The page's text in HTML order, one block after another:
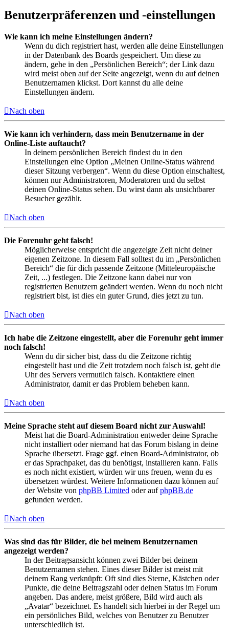
Benutzerpräferenzen und -einstellungen
Wie kann ich meine Einstellungen ändern?
Wenn du dich registriert hast, werden alle deine Einstellungen
in der Datenbank des Boards gespeichert. Um diese zu
ändern, gehe in den „Persönlichen Bereich“; der Link dazu
wird meist oben auf der Seite angezeigt, wenn du auf deinen
Benutzernamen klickst. Dort kannst du alle deine
Einstellungen ändern.
Nach oben
Wie kann ich verhindern, dass mein Benutzername in der
Online-Liste auftaucht?
In deinem persönlichen Bereich findest du in den
Einstellungen eine Option „Meinen Online-Status während
dieser Sitzung verbergen“. Wenn du diese Option einschaltest,
können nur Administratoren, Moderatoren und du selbst
deinen Online-Status sehen. Du wirst dann als unsichtbarer
Besucher gezählt.
Nach oben
Die Forenuhr geht falsch!
Möglicherweise entspricht die angezeigte Zeit nicht deiner
eigenen Zeitzone. In diesem Fall solltest du im „Persönlichen
Bereich“ die für dich passende Zeitzone (Mitteleuropäische
Zeit, ...) festlegen. Die Zeitzone kann dabei nur von
registrierten Benutzern geändert werden. Wenn du noch nicht
registriert bist, ist dies ein guter Grund, dies jetzt zu tun.
Nach oben
Ich habe die Zeitzone eingestellt, aber die Forenuhr geht immer
noch falsch!
Wenn du dir sicher bist, dass du die Zeitzone richtig
eingestellt hast und die Zeit trotzdem noch falsch ist, geht die
Uhr des Servers vermutlich falsch. Kontaktiere einen
Administrator, damit er das Problem beheben kann.
Nach oben
Meine Sprache steht auf diesem Board nicht zur Auswahl!
Meist hat die Board-Administration entweder deine Sprache
nicht installiert oder niemand hat das Forum bislang in deine
Sprache übersetzt. Frage ggf. einen Board-Administrator, ob
er das Sprachpaket, das du benötigst, installieren kann. Falls
es noch nicht existiert, würden wir uns freuen, wenn du es
übersetzen würdest. Weitere Informationen dazu können auf
der Website von phpBB Limited oder aufphpBB.de
gefunden werden.
Nach oben
Was sind das für Bilder, die bei meinem Benutzernamen
angezeigt werden?
In der Beitragsansicht können zwei Bilder bei deinem
Benutzernamen stehen. Eines dieser Bilder ist meist mit
deinem Rang verknüpft: Oft sind dies Sterne, Kästchen oder
Punkte, die deine Beitragszahl oder deinen Status im Forum
angeben. Das andere, meist größere, Bild wird auch als
„Avatar“ bezeichnet. Es handelt sich hierbei in der Regel um
ein persönliches Bild, welches von Benutzer zu Benutzer
unterschiedlich ist.